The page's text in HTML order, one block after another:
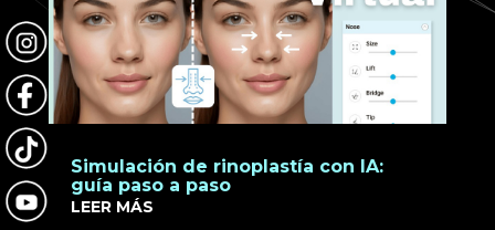
Simulación de rinoplastía con IA:
guía paso a paso
LEER MÁS